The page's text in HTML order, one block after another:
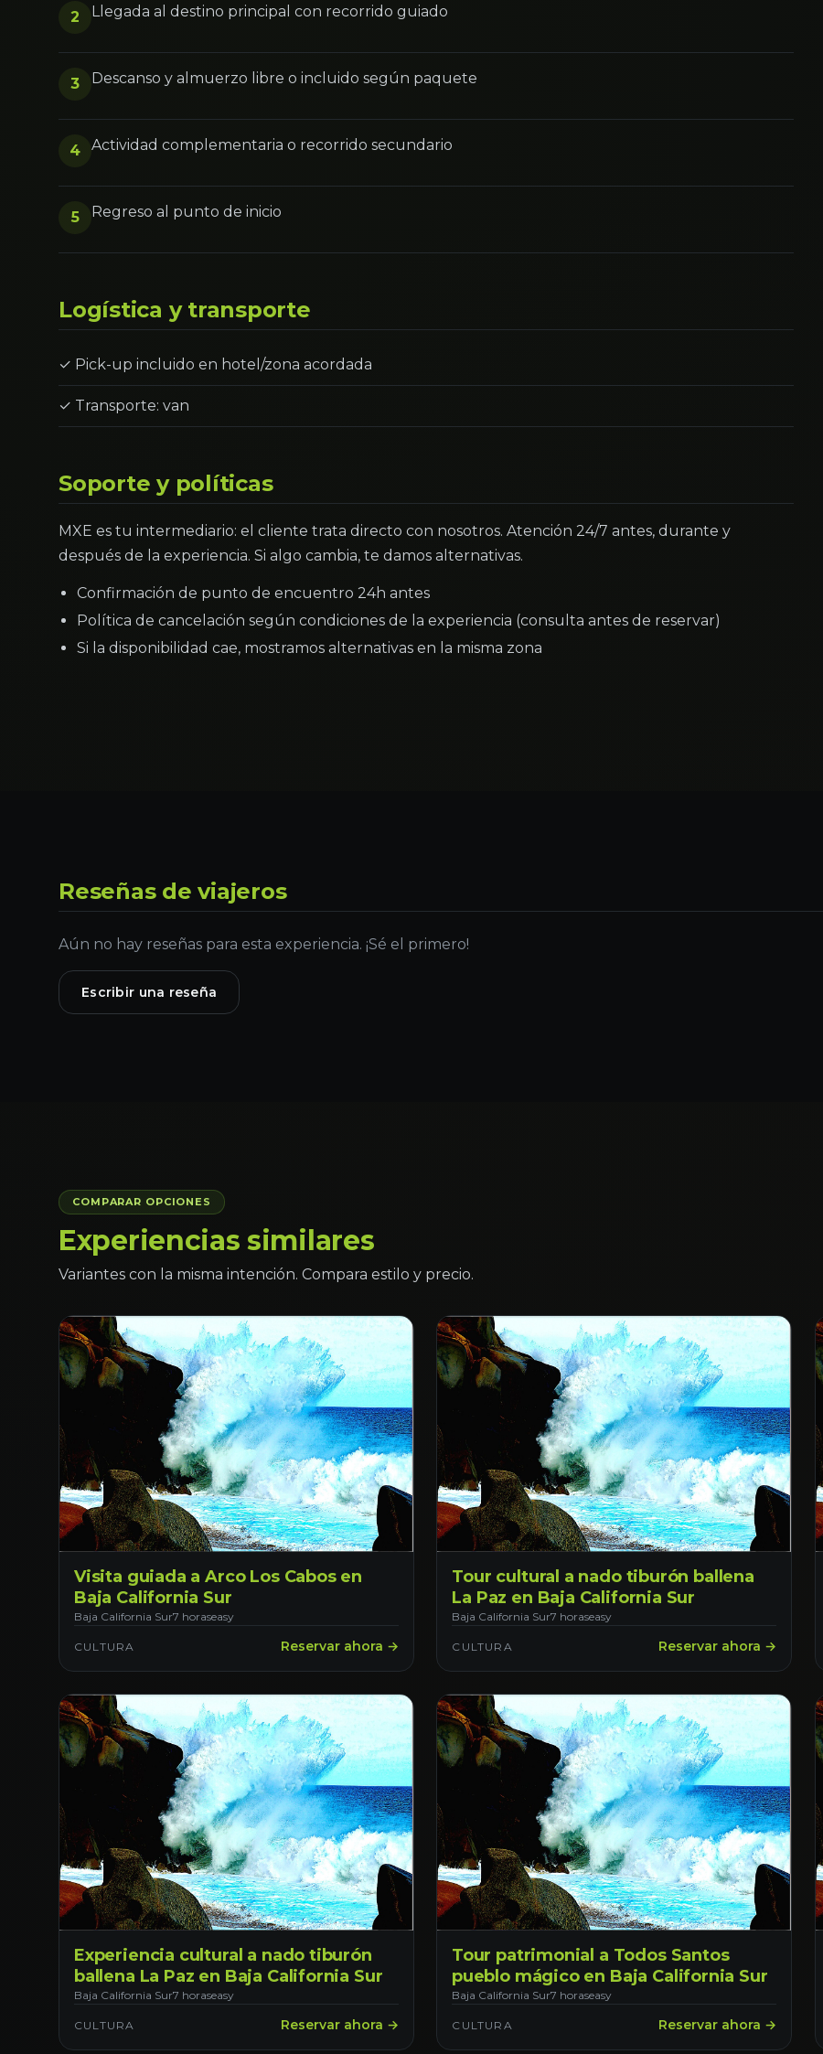
2 Llegada al destino principal con recorrido guiado
3 Descanso y almuerzo libre o incluido según paquete
4 Actividad complementaria o recorrido secundario
5 Regreso al punto de inicio
Logística y transporte
✓ Pick-up incluido en hotel/zona acordada
✓ Transporte: van
Soporte y políticas
MXE es tu intermediario: el cliente trata directo con nosotros. Atención 24/7 antes, durante y
después de la experiencia. Si algo cambia, te damos alternativas.
Confirmación de punto de encuentro 24h antes
Política de cancelación según condiciones de la experiencia (consulta antes de reservar)
Si la disponibilidad cae, mostramos alternativas en la misma zona
Reseñas de viajeros
Aún no hay reseñas para esta experiencia. ¡Sé el primero!
Escribir una reseña
COMPARAR OPCIONES
Experiencias similares
Variantes con la misma intención. Compara estilo y precio.
Visita guiada a Arco Los Cabos en
Baja California Sur
Baja California Sur7 horaseasy
CULTURA Reservar ahora →
Tour cultural a nado tiburón ballena
La Paz en Baja California Sur
Baja California Sur7 horaseasy
CULTURA Reservar ahora →
Experiencia cultural a nado tiburón
ballena La Paz en Baja California Sur
Baja California Sur7 horaseasy
CULTURA Reservar ahora →
Tour patrimonial a Todos Santos
pueblo mágico en Baja California Sur
Baja California Sur7 horaseasy
CULTURA Reservar ahora →